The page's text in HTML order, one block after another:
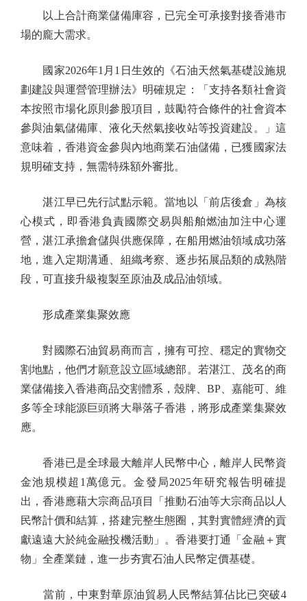
以上合計商業儲備庫容，已完全可承接對接香港市
場的龐大需求。
國家2026年1月1日生效的《石油天然氣基礎設施規
劃建設與運營管理辦法》明確規定：「支持各類社會資
本按照市場化原則參股項目，鼓勵符合條件的社會資本
參與油氣儲備庫、液化天然氣接收站等投資建設。」這
意味着，香港資金參與內地商業石油儲備，已獲國家法
規明確支持，無需特殊額外審批。
湛江早已先行試點示範。當地以「前店後倉」為核
心模式，即香港負責國際交易與船舶燃油加注中心運
營，湛江承擔倉儲與供應保障，在船用燃油領域成功落
地，進入定期溝通、組織考察、逐步拓展品類的成熟階
段，可直接升級複製至原油及成品油領域。
形成產業集聚效應
對國際石油貿易商而言，擁有可控、穩定的實物交
割地點，他們才願意設立區域總部。若湛江、茂名的商
業儲備接入香港商品交割體系，殼牌、BP、嘉能可、維
多等全球能源巨頭將大舉落子香港，將形成產業集聚效
應。
香港已是全球最大離岸人民幣中心，離岸人民幣資
金池規模超1萬億元。金發局2025年研究報告明確提
出，香港應藉大宗商品項目「推動石油等大宗商品以人
民幣計價和結算，搭建完整生態圈，其對實體經濟的貢
獻遠遠大於純金融投機活動」。香港要打通「金融＋實
物」全產業鏈，進一步夯實石油人民幣定價基礎。
當前，中東對華原油貿易人民幣結算佔比已突破4